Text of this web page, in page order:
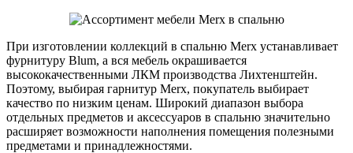
При изготовлении коллекций в спальню Merx устанавливает
фурнитуру Blum, а вся мебель окрашивается
высококачественными ЛКМ производства Лихтенштейн.
Поэтому, выбирая гарнитур Merx, покупатель выбирает
качество по низким ценам. Широкий диапазон выбора
отдельных предметов и аксессуаров в спальню значительно
расширяет возможности наполнения помещения полезными
предметами и принадлежностями.